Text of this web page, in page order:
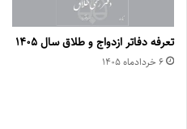
تعرفه دفاتر ازدواج و طلاق سال ۱۴۰۵
۶ خرداد‌ماه ۱۴۰۵